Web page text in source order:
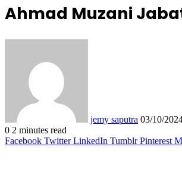
Ahmad Muzani
jemy saputra 03/10/
0 2 minutes read
Facebook Twitter LinkedIn Tumblr Pinterest